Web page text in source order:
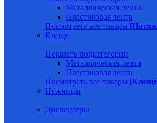
Металлическая лента
Пластиковая лента
Посмотреть все товары
Клещи
Показать подкатегории
Металлическая лента
Пластиковая лента
Посмотреть все товары
Ножницы
Диспенсеры